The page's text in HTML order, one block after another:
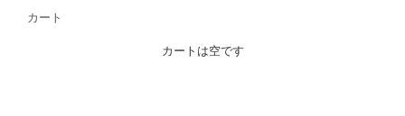
カート
カートは空です